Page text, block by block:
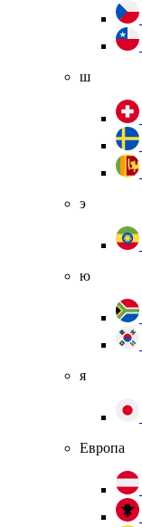
ш
э
ю
я
Европа